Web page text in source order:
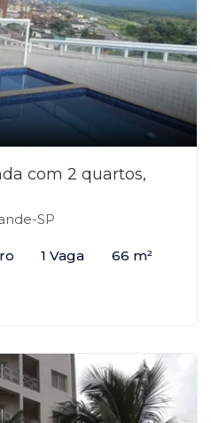
com 2 quartos,
SP
1 Vaga 66 m²